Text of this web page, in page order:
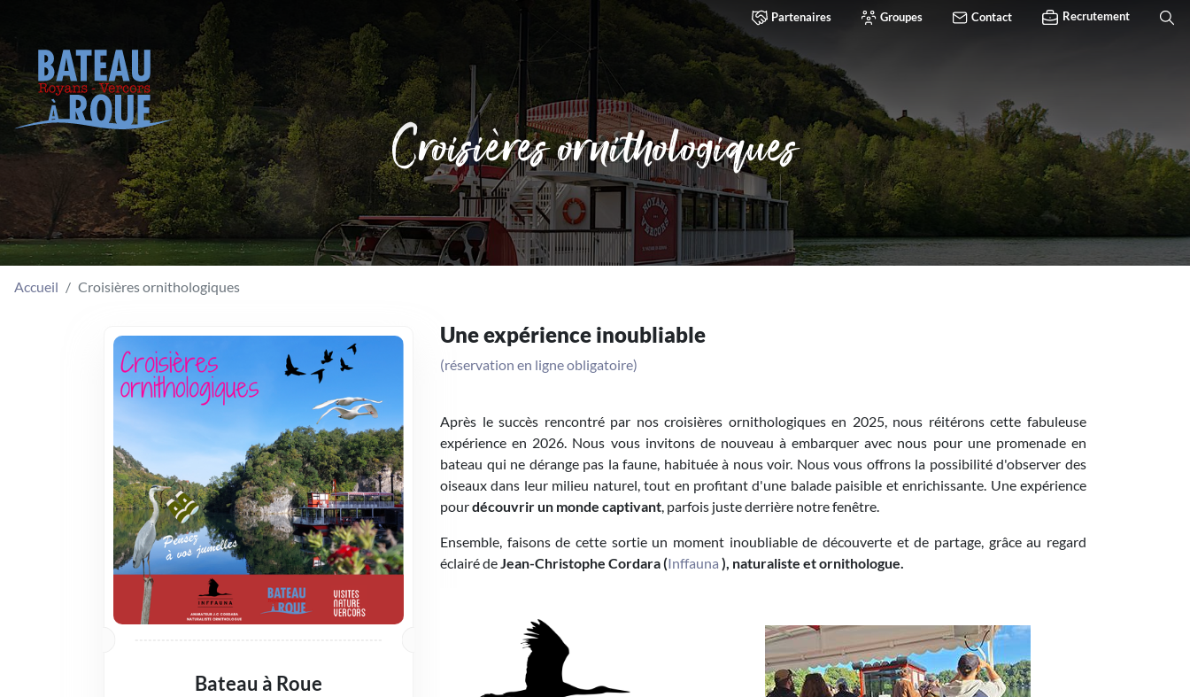
Partenaires Groupes Contact Recrutement
Croisières ornithologiques
Accueil Croisières ornithologiques
Bateau à Roue
Une expérience inoubliable
(réservation en ligne obligatoire)
Après le succès rencontré par nos croisières ornithologiques en 2025, nous réitérons cette fabuleuse
expérience en 2026. Nous vous invitons de nouveau à embarquer avec nous pour une promenade en
bateau qui ne dérange pas la faune, habituée à nous voir. Nous vous offrons la possibilité d'observer des
oiseaux dans leur milieu naturel, tout en profitant d'une balade paisible et enrichissante. Une expérience
pourdécouvrir un monde captivant, parfois juste derrière notre fenêtre.
Ensemble, faisons de cette sortie un moment inoubliable de découverte et de partage, grâce au regard
éclairé deJean-Christophe Cordara (Inffauna ), naturaliste et ornithologue.